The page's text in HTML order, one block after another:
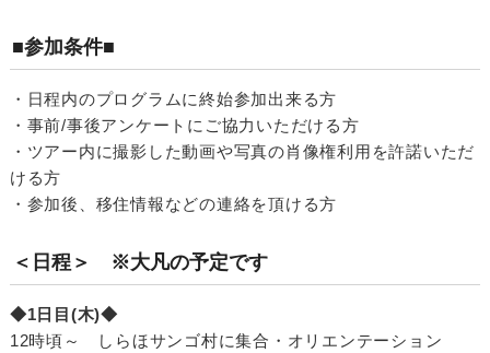
■参加条件■
・日程内のプログラムに終始参加出来る方
・事前/事後アンケートにご協力いただける方
・ツアー内に撮影した動画や写真の肖像権利用を許諾いただ
ける方
・参加後、移住情報などの連絡を頂ける方
＜日程＞ ※大凡の予定です
◆1日目(木)◆
12時頃～ しらほサンゴ村に集合・オリエンテーション